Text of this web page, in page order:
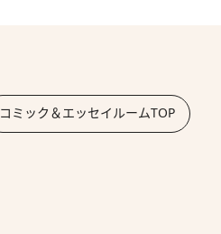
コミック＆エッセイルームTOP